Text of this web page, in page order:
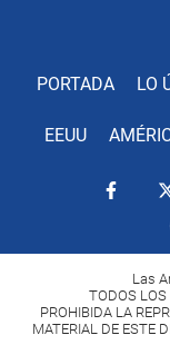
PORTADA LO
EEUU
Las
TODOS LOS
PROHIBIDA LA
MATERIAL DE ESTE